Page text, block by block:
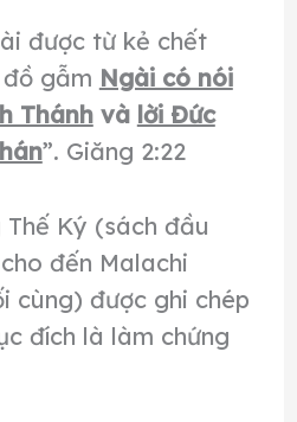
được từ kẻ chết
gẫm Ngài có nói
Thánhvà lời Ðức
”. Giăng 2:22
Ký (sách đầu
đến Malachi
cùng) được ghi chép
đích là làm chứng